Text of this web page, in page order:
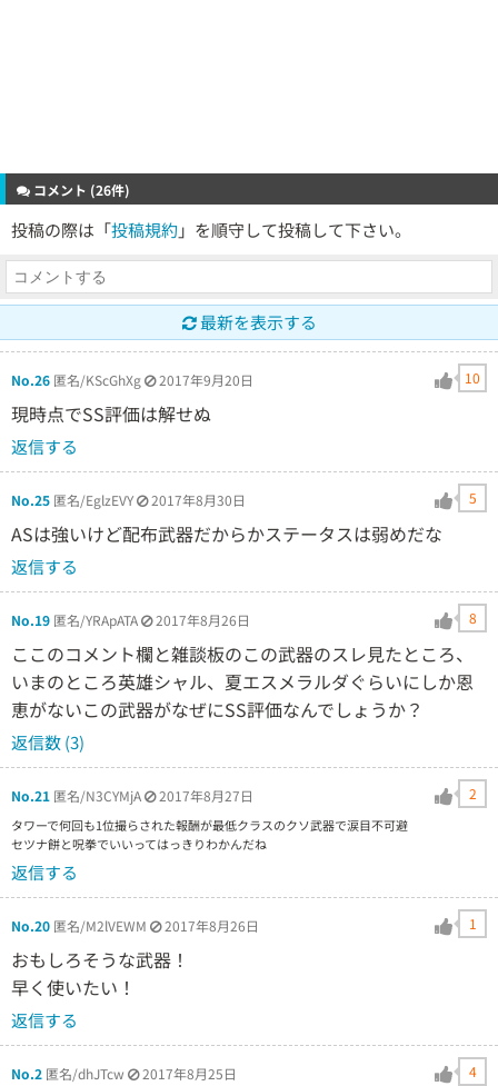
コメント (26件)
投稿の際は「投稿規約 」を順守して投稿して下さい。
最新を表示する
No.26 匿名/KScGhXg 2017年9月20日 10
現時点でSS評価は解せぬ
返信する
No.25 匿名/EglzEVY 2017年8月30日 5
ASは強いけど配布武器だからかステータスは弱めだな
返信する
No.19 匿名/YRApATA 2017年8月26日 8
ここのコメント欄と雑談板のこの武器のスレ見たところ、
いまのところ英雄シャル、夏エスメラルダぐらいにしか恩
恵がないこの武器がなぜにSS評価なんでしょうか？
返信数 (3)
No.21 匿名/N3CYMjA 2017年8月27日 2
タワーで何回も1位撮らされた報酬が最低クラスのクソ武器で涙目不可避
セツナ餅と呪拳でいいってはっきりわかんだね
返信する
No.20 匿名/M2lVEWM 2017年8月26日 1
おもしろそうな武器！
早く使いたい！
返信する
No.2 匿名/dhJTcw 2017年8月25日 4